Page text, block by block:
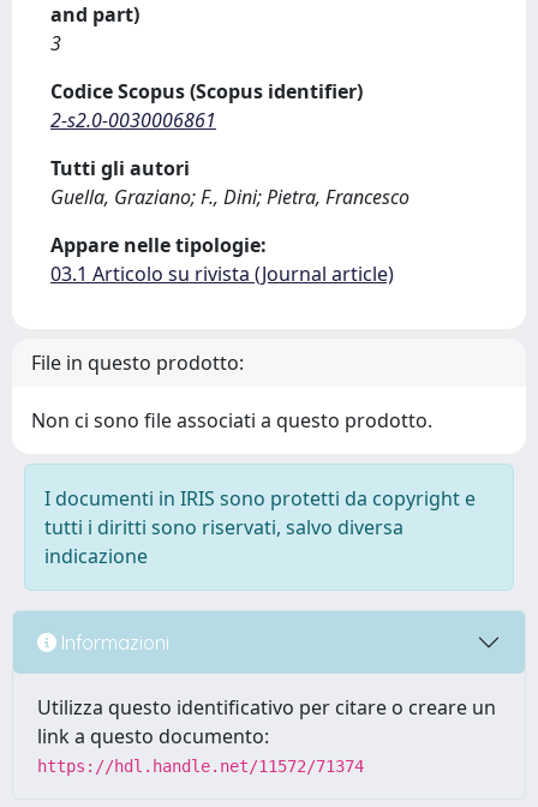
and part)
3
Codice Scopus (Scopus identifier)
2-s2.0-0030006861
Tutti gli autori
Guella, Graziano; F., Dini; Pietra, Francesco
Appare nelle tipologie:
03.1 Articolo su rivista (Journal article)
File in questo prodotto:
Non ci sono file associati a questo prodotto.
I documenti in IRIS sono protetti da copyright e
tutti i diritti sono riservati, salvo diversa
indicazione
Informazioni
Utilizza questo identificativo per citare o creare un
link a questo documento:
https://hdl.handle.net/11572/71374